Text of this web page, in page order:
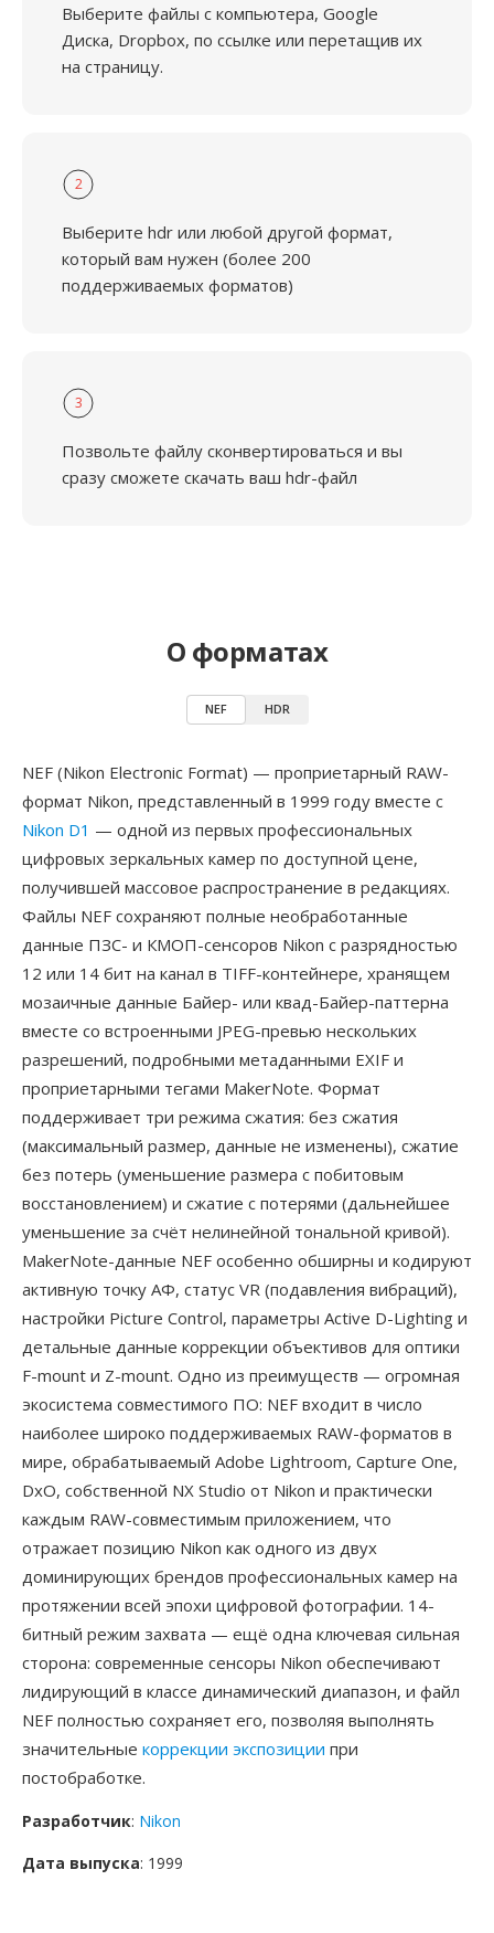
Выберите файлы с компьютера, Google
Диска, Dropbox, по ссылке или перетащив их
на страницу.
2
Выберите hdr или любой другой формат,
который вам нужен (более 200
поддерживаемых форматов)
3
Позвольте файлу сконвертироваться и вы
сразу сможете скачать ваш hdr-файл
О форматах
NEF HDR
NEF (Nikon Electronic Format) — проприетарный RAW-
формат Nikon, представленный в 1999 году вместе с
Nikon D1 — одной из первых профессиональных
цифровых зеркальных камер по доступной цене,
получившей массовое распространение в редакциях.
Файлы NEF сохраняют полные необработанные
данные ПЗС- и КМОП-сенсоров Nikon с разрядностью
12 или 14 бит на канал в TIFF-контейнере, хранящем
мозаичные данные Байер- или квад-Байер-паттерна
вместе со встроенными JPEG-превью нескольких
разрешений, подробными метаданными EXIF и
проприетарными тегами MakerNote. Формат
поддерживает три режима сжатия: без сжатия
(максимальный размер, данные не изменены), сжатие
без потерь (уменьшение размера с побитовым
восстановлением) и сжатие с потерями (дальнейшее
уменьшение за счёт нелинейной тональной кривой).
MakerNote-данные NEF особенно обширны и кодируют
активную точку АФ, статус VR (подавления вибраций),
настройки Picture Control, параметры Active D-Lighting и
детальные данные коррекции объективов для оптики
F-mount и Z-mount. Одно из преимуществ — огромная
экосистема совместимого ПО: NEF входит в число
наиболее широко поддерживаемых RAW-форматов в
мире, обрабатываемый Adobe Lightroom, Capture One,
DxO, собственной NX Studio от Nikon и практически
каждым RAW-совместимым приложением, что
отражает позицию Nikon как одного из двух
доминирующих брендов профессиональных камер на
протяжении всей эпохи цифровой фотографии. 14-
битный режим захвата — ещё одна ключевая сильная
сторона: современные сенсоры Nikon обеспечивают
лидирующий в классе динамический диапазон, и файл
NEF полностью сохраняет его, позволяя выполнять
значительные коррекции экспозиции при
постобработке.
Разработчик: Nikon
Дата выпуска: 1999